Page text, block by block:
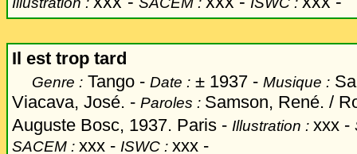
Il est trop tard
Genre : Tango - Date : ± 1937 - Musique :
Viacava, José. - Paroles : Samson, René. /
Auguste Bosc, 1937. Paris - Illustration : xxx -
SACEM : xxx - ISWC : xxx -